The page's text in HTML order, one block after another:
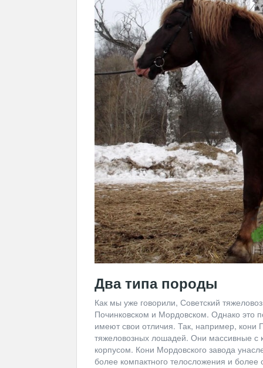
Два типа породы
Как мы уже говорили, Советский
Починковском и Мордовском. Однако это
имеют свои отличия. Так, например, кони
тяжеловозных лошадей. Они массивные с
корпусом. Кони Мордовского завода
более компактного телосложения и более